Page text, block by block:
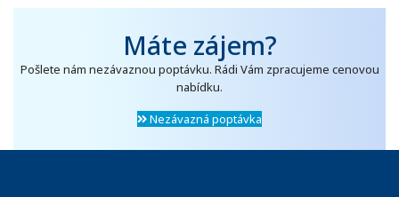
Máte zájem?
Pošlete nám nezávaznou poptávku. Rádi Vám zpracujeme cenovou
nabídku.
Nezávazná poptávka